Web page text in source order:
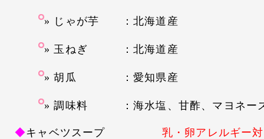
じゃが芋 ：北海道産
玉ねぎ ：北海道産
胡瓜 ：愛知県産
調味料 ：海水塩、甘酢、マヨネー
◆キャベツスープ 乳・卵アレルギー